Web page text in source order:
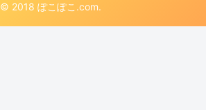
© 2018 ぽこぽこ.com.